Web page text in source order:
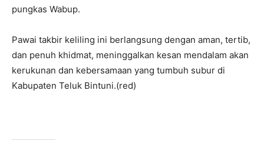
pungkas Wabup.
Pawai takbir keliling ini berlangsung dengan aman, tertib,
dan penuh khidmat, meninggalkan kesan mendalam akan
kerukunan dan kebersamaan yang tumbuh subur di
Kabupaten Teluk Bintuni.(red)